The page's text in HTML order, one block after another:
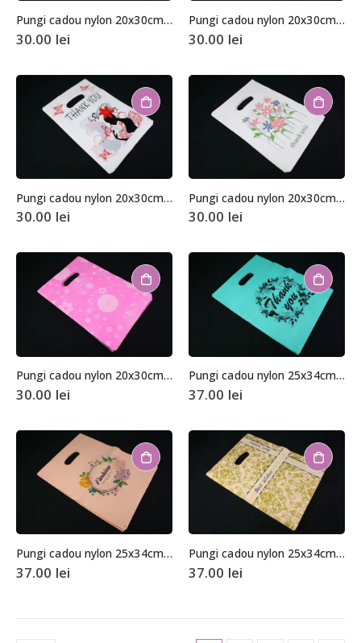
Pungi cadou nylon 20x30cm (aprox. 100 buc. +/- 2 buc.)
30.00 lei
Pungi cadou nylon 20x30cm (aprox. 100 buc. +/- 2 buc.)
30.00 lei
Pungi cadou nylon 20x30cm (aprox. 100 buc. +/- 2 buc.)
30.00 lei
Pungi cadou nylon 20x30cm (aprox. 100 buc. +/- 2 buc.)
30.00 lei
Pungi cadou nylon 20x30cm (aprox. 100 buc. +/- 2 buc.)
30.00 lei
Pungi cadou nylon 25x34cm (aprox. 100 buc. +/- 2 buc.)
37.00 lei
Pungi cadou nylon 25x34cm (aprox. 100 buc. +/- 2 buc.)
37.00 lei
Pungi cadou nylon 25x34cm (aprox. 100 buc. +/- 2 buc.)
37.00 lei